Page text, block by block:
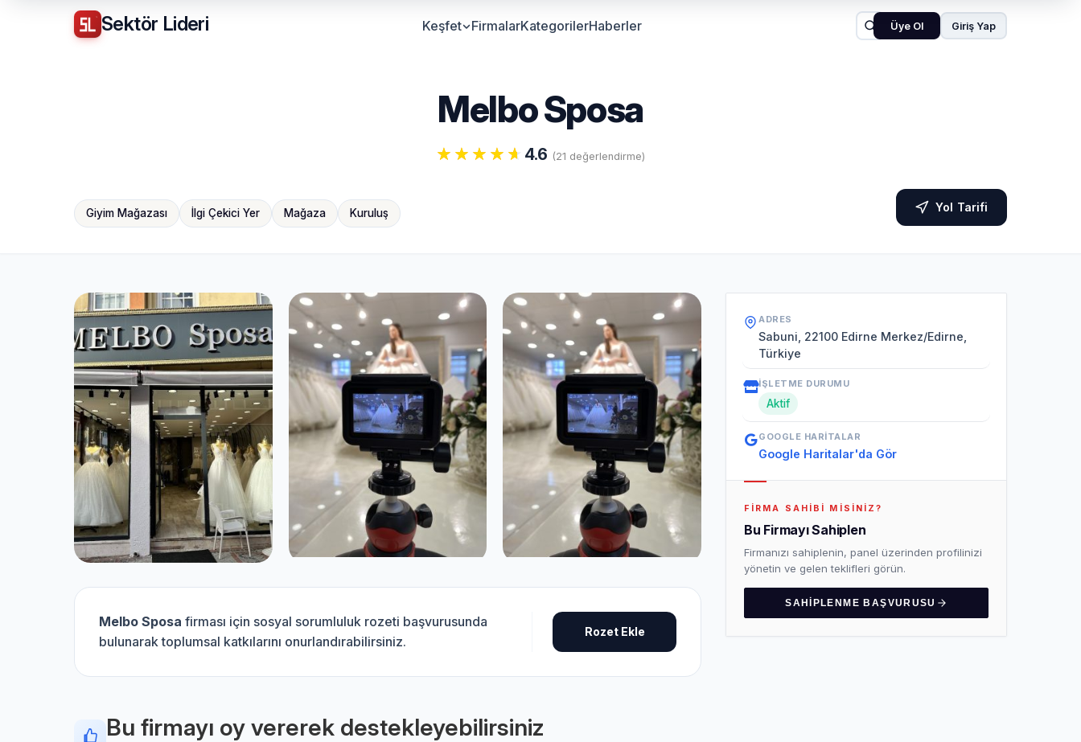
Sektör Lideri Keşfet FirmalarKategorilerHaberler Üye Ol Giriş Yap
Melbo Sposa
4.6 (21 değerlendirme)
Giyim Mağazası İlgi Çekici Yer Mağaza Kuruluş Yol Tarifi
Melbo Sposa firması için sosyal sorumluluk rozeti başvurusunda
bulunarak toplumsal katkılarını onurlandırabilirsiniz.
Rozet Ekle
Bu firmayı oy vererek destekleyebilirsiniz
ADRES
Sabuni, 22100 Edirne Merkez/Edirne,
Türkiye
İŞLETME DURUMU
Aktif
GOOGLE HARITALAR
Google Haritalar'da Gör
FIRMA SAHIBI MISINIZ?
Bu Firmayı Sahiplen
Firmanızı sahiplenin, panel üzerinden profilinizi
yönetin ve gelen teklifleri görün.
SAHIPLENME BAŞVURUSU